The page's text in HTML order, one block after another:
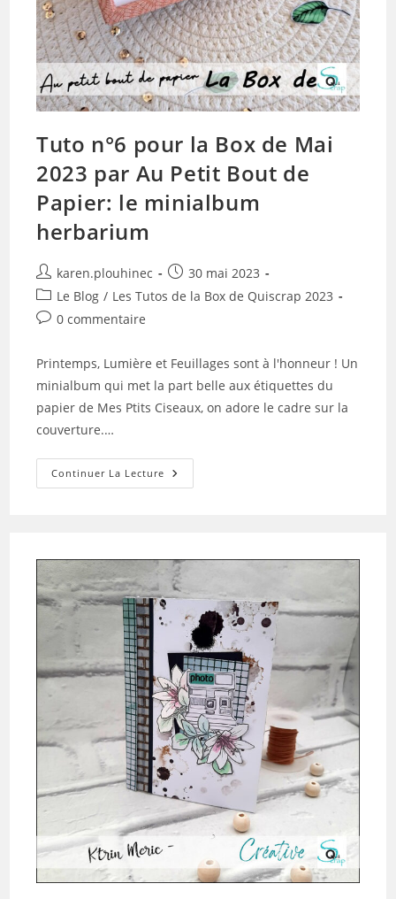
Tuto n°6 pour la Box de Mai
2023 par Au Petit Bout de
Papier: le minialbum
herbarium
Auteur/autrice
de
la
publication :
karen.plouhinec
Publication
publiée :
30 mai 2023
Post
category:
Le Blog / Les Tutos de la Box de Quiscrap 2023
Commentaires
la
publication :
0 commentaire
Printemps, Lumière et Feuillages sont à l'honneur ! Un
minialbum qui met la part belle aux étiquettes du
papier de Mes Ptits Ciseaux, on adore le cadre sur la
couverture.…
Continuer La Lecture Tuto
N°6
2023
Par
Au
Petit
Bout
De
Papier:
Minialbum
Herbarium